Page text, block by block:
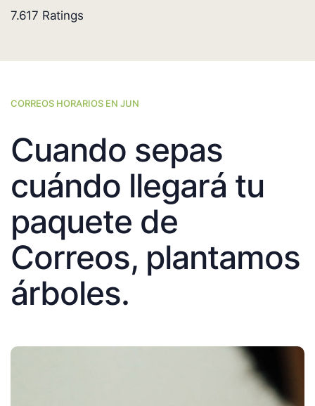
7.617 Ratings
CORREOS HORARIOS EN JUN
Cuando sepas
cuándo llegará tu
paquete de
Correos, plantamos
árboles.